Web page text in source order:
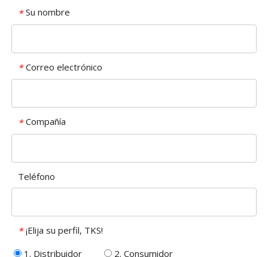
* Su nombre
* Correo electrónico
* Compañía
Teléfono
* ¡Elija su perfil, TKS!
1. Distribuidor
2. Consumidor